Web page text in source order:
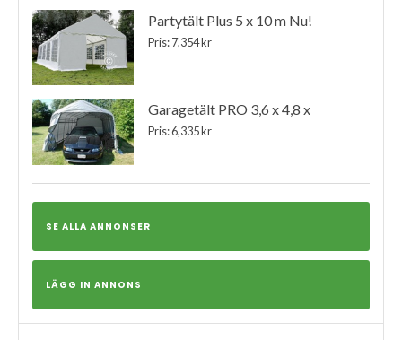
Partytält Plus 5 x 10 m Nu!
Pris: 7,354 kr
Garagetält PRO 3,6 x 4,8 x
Pris: 6,335 kr
SE ALLA ANNONSER
LÄGG IN ANNONS